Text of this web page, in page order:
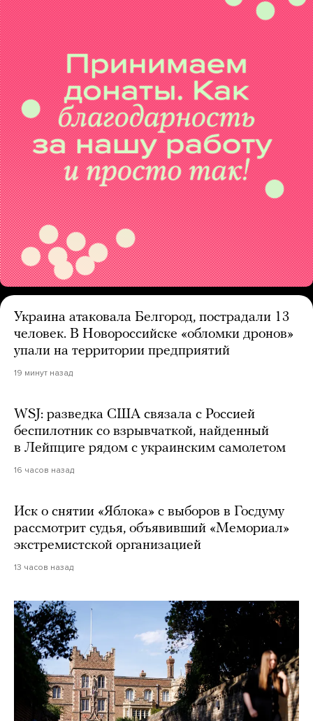
Украина атаковала Белгород, пострадали 13
человек. В Новороссийске «обломки дронов»
упали на территории предприятий
19 минут назад
WSJ: разведка США связала с Россией
беспилотник со взрывчаткой, найденный
в Лейпциге рядом с украинским самолетом
16 часов назад
Иск о снятии «Яблока» с выборов в Госдуму
рассмотрит судья, объявивший «Мемориал»
экстремистской организацией
13 часов назад